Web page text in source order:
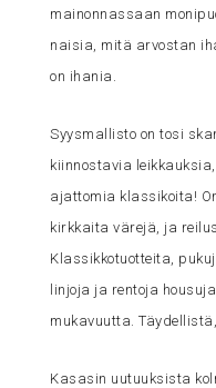
mainonnassaan
naisia, mitä arvostan
on ihania.
Syysmallisto on tosi
kiinnostavia
ajattomia klassikoita!
kirkkaita värejä, ja
Klassikkotuotteita,
linjoja ja rentoja
mukavuutta.
Kasasin uutuuksista